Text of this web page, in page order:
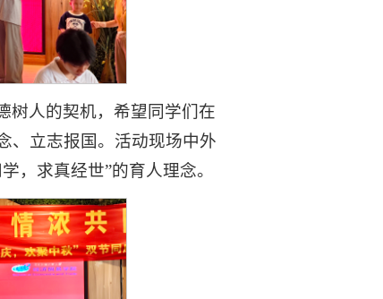
树人的契机，希望同学们在
、立志报国。活动现场中外
，求真经世”的育人理念。